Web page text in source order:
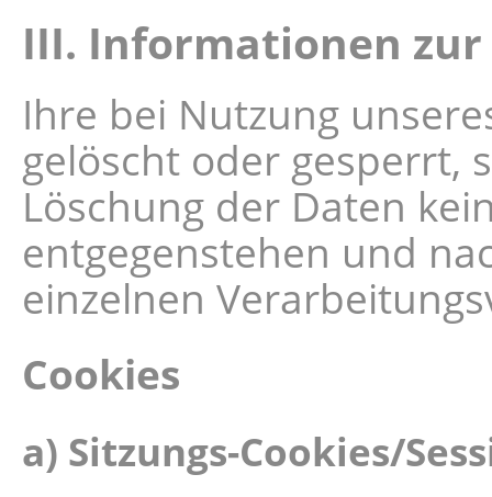
III. Informationen
Ihre bei Nutzung
gelöscht oder gesperrt,
Löschung der Daten
entgegenstehen und
einzelnen
Cookies
a) Sitzungs-Cookies/